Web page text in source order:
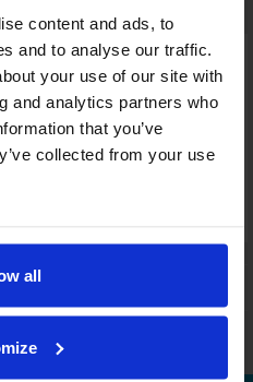
content and ads, to
and to analyse our traffic.
your use of our site with
and analytics partners who
that you’ve
collected from your use
all
oikeudet pidätetään |